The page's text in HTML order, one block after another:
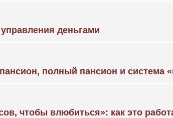
деньгами
полный пансион и система
чтобы влюбиться»: как это